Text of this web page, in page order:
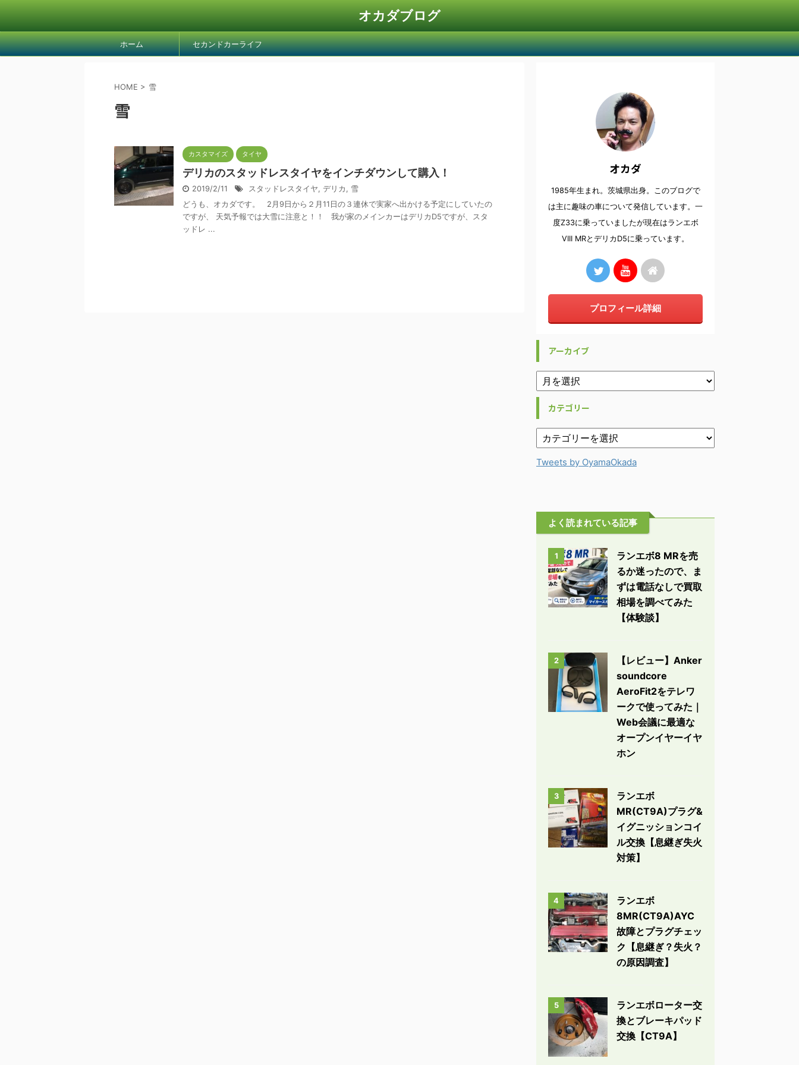
オカダブログ
ホーム セカンドカーライフ
HOME > 雪
雪
カスタマイズ タイヤ
デリカのスタッドレスタイヤをインチダウンして購入！
2019/2/11 スタッドレスタイヤ, デリカ , 雪
どうも、オカダです。 2月9日から２月11日の３連休で実家へ出かける予定にしていたの
ですが、 天気予報では大雪に注意と！！ 我が家のメインカーはデリカD5ですが、スタ
ッドレ ...
オカダ
1985年生まれ。茨城県出身。このブログで
は主に趣味の車について発信しています。一
度Z33に乗っていましたが現在はランエボ
VIII MRとデリカD5に乗っています。
プロフィール詳細
アーカイブ
カテゴリー
Tweets by OyamaOkada
よく読まれている記事
1
ランエボ8 MRを売
るか迷ったので、ま
ずは電話なしで買取
相場を調べてみた
【体験談】
2
【レビュー】Anker
soundcore
AeroFit2をテレワ
ークで使ってみた｜
Web会議に最適な
オープンイヤーイヤ
ホン
3
ランエボ
MR(CT9A)プラグ&
イグニッションコイ
ル交換【息継ぎ失火
対策】
4
ランエボ
8MR(CT9A)AYC
故障とプラグチェッ
ク【息継ぎ？失火？
の原因調査】
5
ランエボローター交
換とブレーキパッド
交換【CT9A】